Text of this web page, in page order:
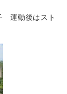
はスト